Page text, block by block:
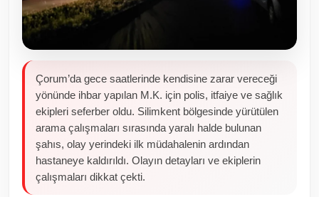
Çorum’da gece saatlerinde kendisine zarar vereceği
yönünde ihbar yapılan M.K. için polis, itfaiye ve sağlık
ekipleri seferber oldu. Silimkent bölgesinde yürütülen
arama çalışmaları sırasında yaralı halde bulunan
şahıs, olay yerindeki ilk müdahalenin ardından
hastaneye kaldırıldı. Olayın detayları ve ekiplerin
çalışmaları dikkat çekti.